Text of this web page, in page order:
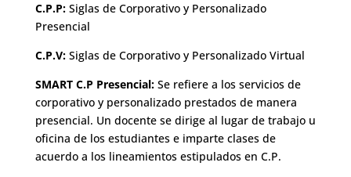
C.P.P: Siglas de Corporativo y Personalizado
Presencial
C.P.V: Siglas de Corporativo y Personalizado Virtual
SMART C.P Presencial: Se refiere a los servicios de
corporativo y personalizado prestados de manera
presencial. Un docente se dirige al lugar de trabajo u
oficina de los estudiantes e imparte clases de
acuerdo a los lineamientos estipulados en C.P.